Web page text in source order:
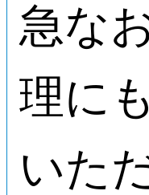
急な
理に
いた